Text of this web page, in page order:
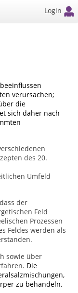
Login
verursachen;
die
sich daher nach
des 20.
Umfeld
der
Feld
Prozessen
Feldes werden als
sowie über
Die
zu behandeln.